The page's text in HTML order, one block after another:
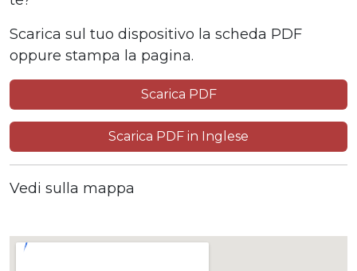
Scarica sul tuo dispositivo la scheda PDF
oppure stampa la pagina.
Scarica PDF
Scarica PDF in Inglese
Vedi sulla mappa